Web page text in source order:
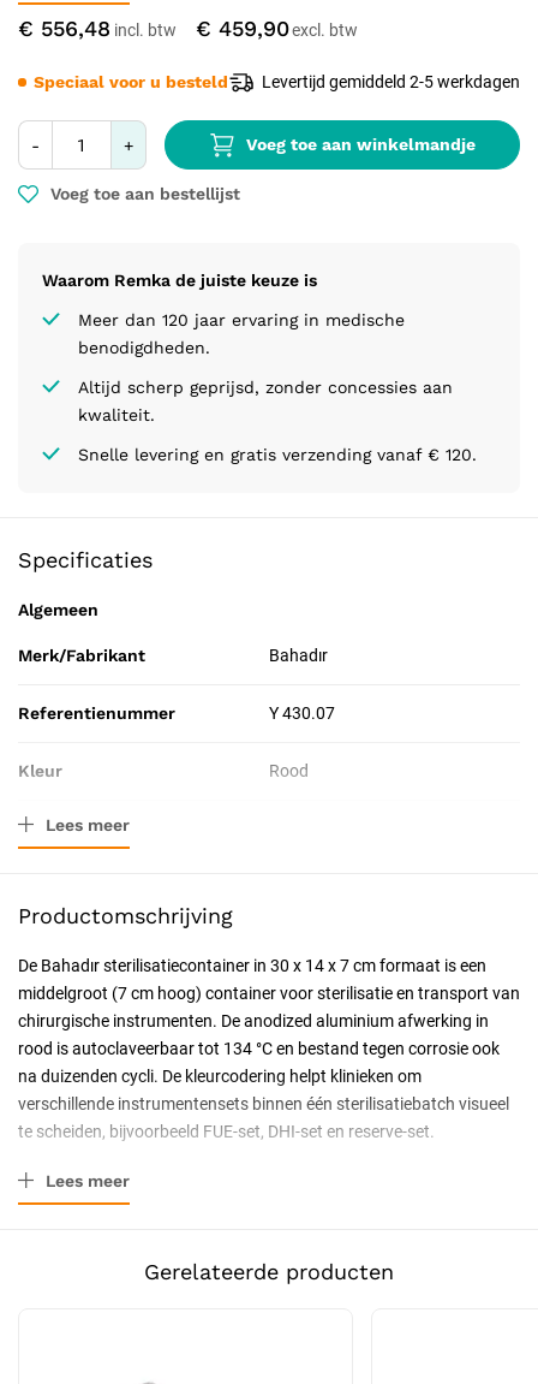
€ 556,48 € 459,90
- + Voeg toe aan winkelmandje
Voeg toe aan bestellijst
Waarom Remka de juiste keuze is
Meer dan 120 jaar ervaring in medische
benodigdheden.
Altijd scherp geprijsd, zonder concessies aan
kwaliteit.
Snelle levering en gratis verzending vanaf € 120.
Speciaal voor u besteld Levertijd gemiddeld 2-5 werkdagen
CE-gecertificeerd medisch hulpmiddel voor sterilisatie en transport
van chirurgische instrumenten.
Specificaties
Algemeen
Merk/Fabrikant Bahadır
Referentienummer Y 430.07
Kleur Rood
Materiaal
Catalogus pagina 128
Geschiktheid Herbruikbaar, Steriliseerbaar
Lees meer
Productomschrijving
De Bahadır sterilisatiecontainer in 30 x 14 x 7 cm formaat is een
middelgroot (7 cm hoog) container voor sterilisatie en transport van
chirurgische instrumenten. De anodized aluminium afwerking in
rood is autoclaveerbaar tot 134 °C en bestand tegen corrosie ook
na duizenden cycli. De kleurcodering helpt klinieken om
verschillende instrumentensets binnen één sterilisatiebatch visueel
te scheiden, bijvoorbeeld FUE-set, DHI-set en reserve-set.
Eigenschappen
Materiaal: anodized aluminium
Lees meer
Gerelateerde producten